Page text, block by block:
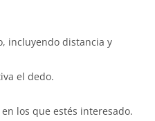
incluyendo distancia y
el dedo.
los que estés interesado.